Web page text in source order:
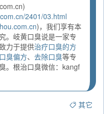
2401/03.html
)，我们享有本
。岐黄口臭说是一家专
力于提供治疗口臭的方
口臭偏方、 去除口臭等专
。根治口臭微信：kangf
其它